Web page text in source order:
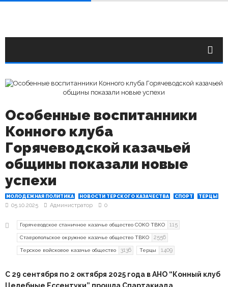
Особенные воспитанники
Конного клуба
Горячеводской казачьей
общины показали новые
успехи
МОЛОДЕЖНАЯ ПОЛИТИКА НОВОСТИ ТЕРСКОГО КАЗАЧЕСТВА СПОРТ ТЕРЦЫ
05.10.2025 Администратор 0
Горячеводское станичное казачье общество СОКО ТВКО 115
Ставропольское окружное казачье общество ТВКО 2556
Терское войсковое казачье общество 3136 Терцы 1409
С 29 сентября по 2 октября 2025 года в АНО “Конный клуб